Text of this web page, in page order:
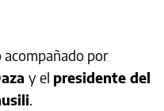
por
y el presidente del
.